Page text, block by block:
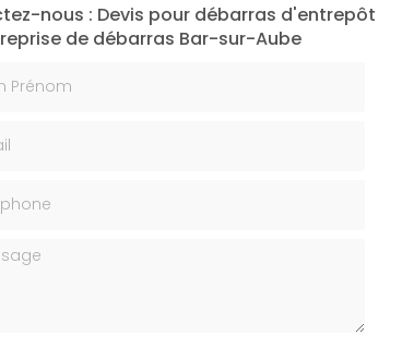
nous : Devis pour débarras d'entrepôt
de débarras Bar-sur-Aube